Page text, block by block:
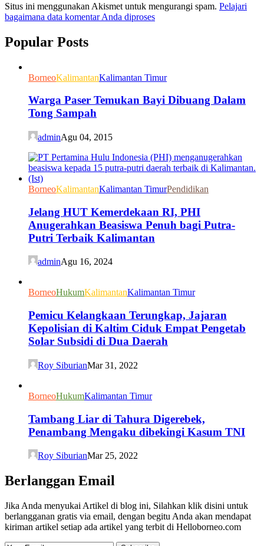
Situs ini menggunakan Akismet untuk mengurangi spam. Pelajari
bagaimana data komentar Anda diproses
Popular Posts
BorneoKalimantanKalimantan Timur
Warga Paser Temukan Bayi Dibuang Dalam
Tong Sampah
adminAgu 04, 2015
BorneoKalimantanKalimantan TimurPendidikan
Jelang HUT Kemerdekaan RI, PHI
Anugerahkan Beasiswa Penuh bagi Putra-
Putri Terbaik Kalimantan
adminAgu 16, 2024
BorneoHukumKalimantanKalimantan Timur
Pemicu Kelangkaan Terungkap, Jajaran
Kepolisian di Kaltim Ciduk Empat Pengetab
Solar Subsidi di Dua Daerah
Roy SiburianMar 31, 2022
BorneoHukumKalimantan Timur
Tambang Liar di Tahura Digerebek,
Penambang Mengaku dibekingi Kasum TNI
Roy SiburianMar 25, 2022
Berlanggan Email
Jika Anda menyukai Artikel di blog ini, Silahkan klik disini untuk
berlangganan gratis via email, dengan begitu Anda akan mendapat
kiriman artikel setiap ada artikel yang terbit di Helloborneo.com